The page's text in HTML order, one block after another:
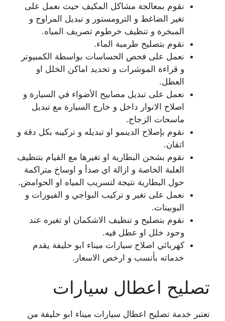
نقوم بمعالجة مشاكل المكيف حيث نعمل على
تغير الضاغط و الترومستور و تبديل المراوح و
المبخرة و تنظيف خرطوم تصريف المياه.
نقوم بتصليح طرمبة الماء.
نعمل على فحص الحساسات بواسطة الكمبيوتر
و قراءة الموشرات و تحديد اماكن الخلل او
العطل.
نعمل على تبديل مصابيح الأضواء في السيارة و
اصلاح الانوار داخل و خارج السيارة مع تبديل
ماسحات الزجاج.
نقوم بإصلاح الدينمو او تبديله و تركيبه بكل دقة و
اتقان.
نقوم بشحن البطارية او تغيرها مع القيام بتنظيف
العلبة الخاصة و ازالة اي صدأ و اوساخ متراكمة
حول البطارية نتيجة لتسريب المياه او الحوامض.
نعمل على تغير و تركيب البواجي و الفيوزات و
البوبينات.
نقوم بتصليح و تنظيف الاشكمان او تغيره عند
وجود خلل او عطل فيه.
كهربائي اصلاح سيارات ميناء ابو حليفة يقدم
خدماته بأنسب و ارخص الاسعار.
تصليح اعطال سيارات
تعتبر خدمة تصليح اعطال سيارات ميناء ابو حليفة من